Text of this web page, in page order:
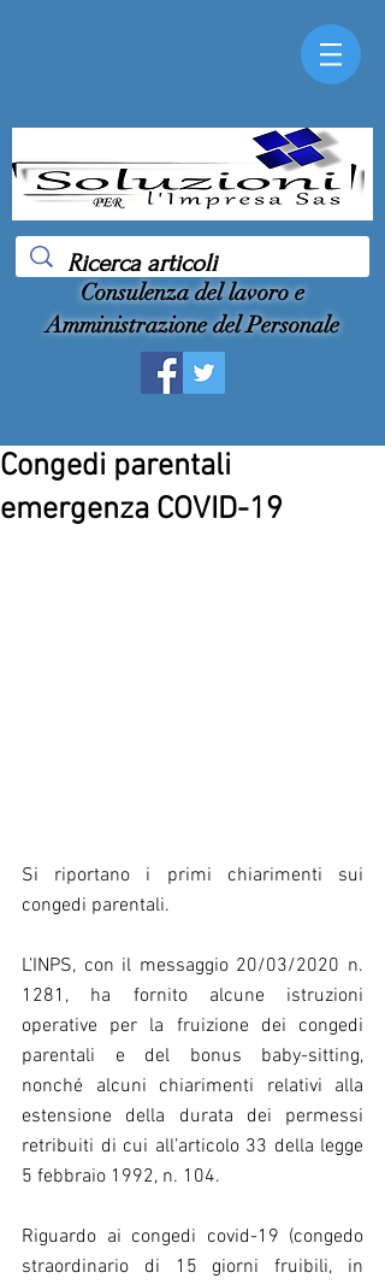
Consulenza del lavoro e
Amministrazione del Personale
Congedi parentali
emergenza COVID-19
Si riportano i primi chiarimenti sui
congedi parentali.
L’INPS, con il messaggio 20/03/2020 n.
1281, ha fornito alcune istruzioni
operative per la fruizione dei congedi
parentali e del bonus baby-sitting,
nonché alcuni chiarimenti relativi alla
estensione della durata dei permessi
retribuiti di cui all’articolo 33 della legge
5 febbraio 1992, n. 104.
Riguardo ai congedi covid-19 (congedo
straordinario di 15 giorni fruibili, in